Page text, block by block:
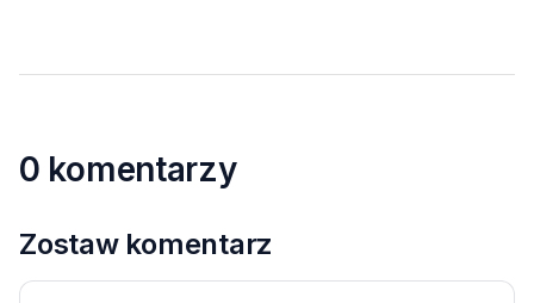
0 komentarzy
Zostaw komentarz